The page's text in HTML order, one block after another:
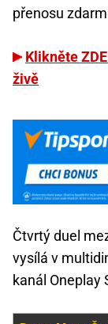
přenosu
Klikněte
živě
Čtvrtý duel
vysílá v
kanál Oneplay